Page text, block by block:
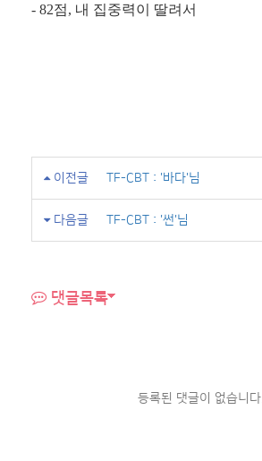
- 82점, 내 집중력이 딸려서
이전글 TF-CBT : '바다'님
다음글 TF-CBT : '썬'님
댓글목록
등록된 댓글이 없습니다.